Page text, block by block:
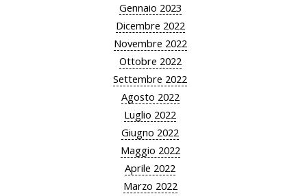
Gennaio 2023
Dicembre 2022
Novembre 2022
Ottobre 2022
Settembre 2022
Agosto 2022
Luglio 2022
Giugno 2022
Maggio 2022
Aprile 2022
Marzo 2022